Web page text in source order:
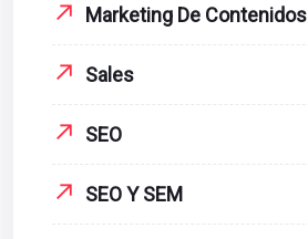
Marketing De Contenidos
Sales
SEO
SEO Y SEM